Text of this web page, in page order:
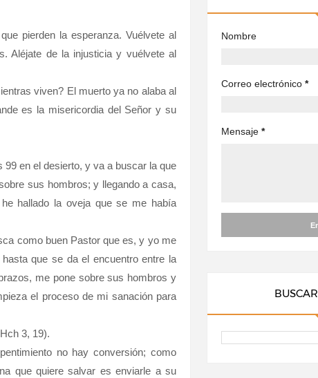
pierden la esperanza. Vuélvete al
Aléjate de la injusticia y vuélvete al
viven? El muerto ya no alaba al
es la misericordia del Señor y su
en el desierto, y va a buscar la que
sus hombros; y llegando a casa,
hallado la oveja que se me había
como buen Pastor que es, y yo me
que se da el encuentro entre la
me pone sobre sus hombros y
el proceso de mi sanación para
3, 19).
no hay conversión; como
que quiere salvar es enviarle a su
Nombre
Correo electrónico *
Mensaje *